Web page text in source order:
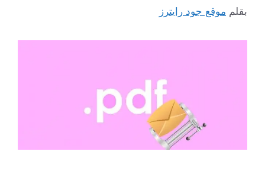
بقلم موقع جود رايترز